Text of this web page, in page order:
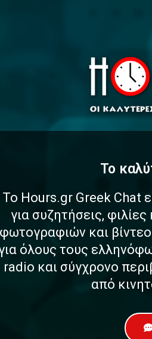
To
Το Hours.gr Greek Chat
για συζητήσεις,
φωτογραφιών και
όλους τους
radio και σύγχρονο
από